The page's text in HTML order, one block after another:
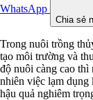
WhatsApp
Chia sẻ
Trong nuôi trồng
tạo môi trường và
độ nuôi càng cao thì
nhiên việc lạm dụng
hậu quả nghiêm